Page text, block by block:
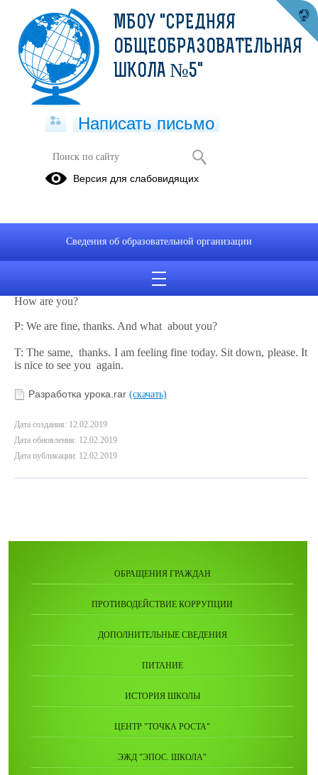
Урок английского языка, учитель
Ракина Т.П.
Ход урока:
1. Организационный момент. Мотивация.
-Good morning my dear boys and girls! I am glad to see you!
How are you?
P: We are fine, thanks. And what about you?
T: The same, thanks. I am feeling fine today. Sit down, please. It
is nice to see you again.
Разработка урока.rar (скачать)
Дата создания: 12.02.2019
Дата обновления: 12.02.2019
Дата публикации: 12.02.2019
ОБРАЩЕНИЯ ГРАЖДАН
ПРОТИВОДЕЙСТВИЕ КОРРУПЦИИ
ДОПОЛНИТЕЛЬНЫЕ СВЕДЕНИЯ
ПИТАНИЕ
ИСТОРИЯ ШКОЛЫ
ЦЕНТР "ТОЧКА РОСТА"
ЭЖД "ЭПОС. ШКОЛА"
МБОУ "СРЕДНЯЯ
ОБЩЕОБРАЗОВАТЕЛЬНАЯ
ШКОЛА №5"
Написать письмо
Версия для слабовидящих
Сведения об образовательной организации